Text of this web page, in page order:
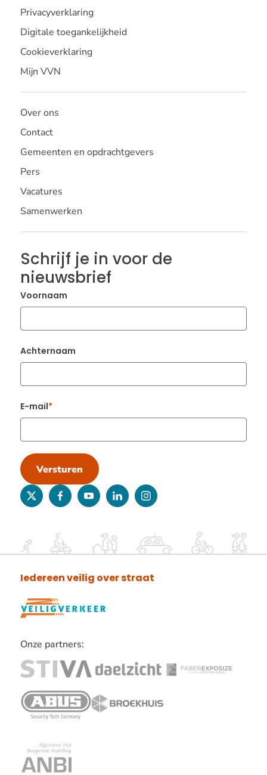
Privacyverklaring
Digitale toegankelijkheid
Cookieverklaring
Mijn VVN
Over ons
Contact
Gemeenten en opdrachtgevers
Pers
Vacatures
Samenwerken
Schrijf je in voor de
nieuwsbrief
Voornaam
Achternaam
E-mail
Versturen
twitterfacebookyoutubelinkedininstagram
Iedereen veilig over straat
Onze partners:
Lees
verder
over
onze